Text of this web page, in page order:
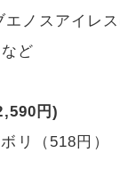
エノスアイレ
ど
円)
リ（518円）